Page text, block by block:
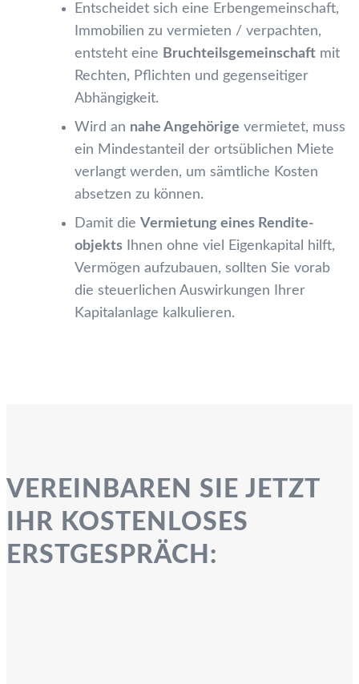
Entscheidet sich eine Erben­gemeinschaft,
Immobilien zu vermieten / verpachten,
entsteht eine Bruchteils­gemeinschaft mit
Rechten, Pflichten und gegen­seitiger
Abhängigkeit.
Wird an nahe Angehörige vermietet, muss
ein Mindest­anteil der orts­üblichen Miete
verlangt werden, um sämtliche Kosten
absetzen zu können.
Damit die Vermietung eines Rendite­
objekts Ihnen ohne viel Eigen­kapital hilft,
Vermögen aufzubauen, sollten Sie vorab
die steuerlichen Auswirkungen Ihrer
Kapital­anlage kalkulieren.
VEREINBAREN SIE JETZT
IHR KOSTENLOSES
ERSTGESPRÄCH: